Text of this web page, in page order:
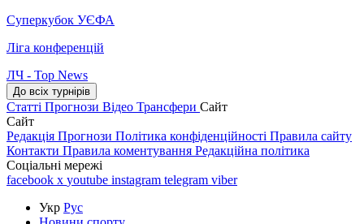
Суперкубок УЄФА
Ліга конференцій
ЛЧ - Top News
До всіх турнірів
Статті Прогнози Відео Трансфери Сайт
Сайт
Редакція Прогнози Політика конфіденційності Правила сайту
Контакти Правила коментування Редакційна політика
Соціальні мережі
facebook x youtube instagram telegram viber
Укр Рус